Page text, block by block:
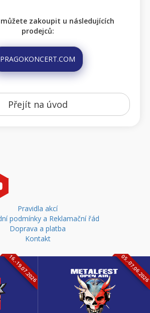
zakoupit u následujících
prodejců:
PRAGOKONCERT.COM
Přejít na úvod
Pravidla akcí
podmínky a Reklamační řád
Doprava a platba
Kontakt
16.-19.07.2026 05.-